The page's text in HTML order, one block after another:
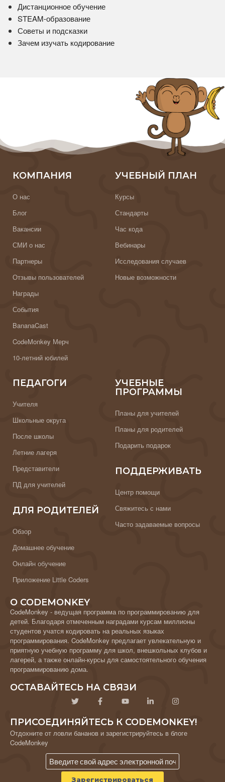
Дистанционное обучение
STEAM-образование
Советы и подсказки
Зачем изучать кодирование
КОМПАНИЯ
О нас
Блог
Вакансии
СМИ о нас
Партнеры
Отзывы пользователей
Награды
События
BananaCast
CodeMonkey Мерч
10-летний юбилей
УЧЕБНЫЙ ПЛАН
Курсы
Стандарты
Час кода
Вебинары
Исследования случаев
Новые возможности
ПЕДАГОГИ
Учителя
Школьные округа
После школы
Летние лагеря
Представители
ПД для учителей
ДЛЯ РОДИТЕЛЕЙ
Обзор
Домашнее обучение
Онлайн обучение
Приложение Little Coders
УЧЕБНЫЕ
ПРОГРАММЫ
Планы для учителей
Планы для родителей
Подарить подарок
ПОДДЕРЖИВАТЬ
Центр помощи
Свяжитесь с нами
Часто задаваемые вопросы
О CODEMONKEY
CodeMonkey - ведущая программа по программированию для
детей. Благодаря отмеченным наградами курсам миллионы
студентов учатся кодировать на реальных языках
программирования. CodeMonkey предлагает увлекательную и
приятную учебную программу для школ, внешкольных клубов и
лагерей, а также онлайн-курсы для самостоятельного обучения
программированию дома.
ОСТАВАЙТЕСЬ НА СВЯЗИ
ПРИСОЕДИНЯЙТЕСЬ К CODEMONKEY!
Отдохните от ловли бананов и зарегистрируйтесь в блоге
CodeMonkey